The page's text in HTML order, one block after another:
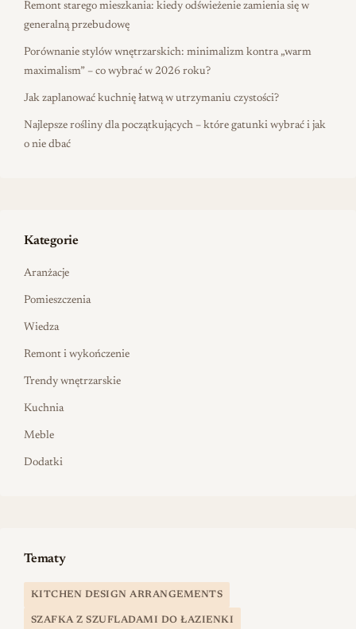
Remont starego mieszkania: kiedy odświeżenie zamienia się w
generalną przebudowę
Porównanie stylów wnętrzarskich: minimalizm kontra „warm
maximalism” – co wybrać w 2026 roku?
Jak zaplanować kuchnię łatwą w utrzymaniu czystości?
Najlepsze rośliny dla początkujących – które gatunki wybrać i jak
o nie dbać
Kategorie
Aranżacje
Pomieszczenia
Wiedza
Remont i wykończenie
Trendy wnętrzarskie
Kuchnia
Meble
Dodatki
Tematy
KITCHEN DESIGN ARRANGEMENTS
SZAFKA Z SZUFLADAMI DO ŁAZIENKI